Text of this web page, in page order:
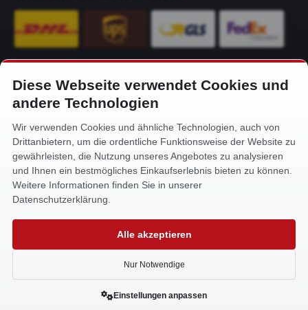
KONTAKT
Alfa-Service Hurtienne GmbH
Siemensstr. 32
59199 Bönen
+49 (0) 2383 93640
info@alfa-service.com
Whatsapp (no voice calls):
Diese Webseite verwendet Cookies und
andere Technologien
Wir verwenden Cookies und ähnliche Technologien, auch von
Drittanbietern, um die ordentliche Funktionsweise der Website zu
gewährleisten, die Nutzung unseres Angebotes zu analysieren
und Ihnen ein bestmögliches Einkaufserlebnis bieten zu können.
Weitere Informationen finden Sie in unserer
Datenschutzerklärung.
Alle akzeptieren
Nur Notwendige
Einstellungen anpassen